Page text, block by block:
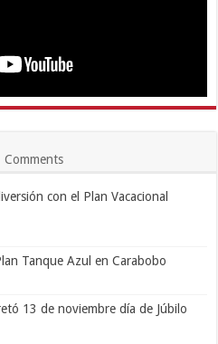
Comments
con el Plan Vacacional
Tanque Azul en Carabobo
13 de noviembre día de Júbilo